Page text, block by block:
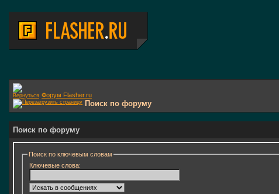
Форум Flasher.ru
Поиск по форуму
Поиск по форуму
Поиск по ключевым словам
Ключевые слова: